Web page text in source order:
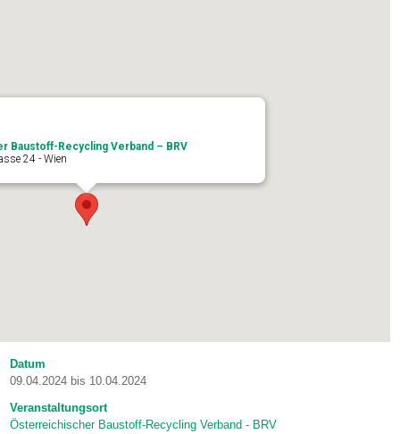
Baustoff-Recycling Verband – BRV
24 - Wien
Datum
09.04.2024 bis 10.04.2024
Veranstaltungsort
Österreichischer Baustoff-Recycling Verband - BRV